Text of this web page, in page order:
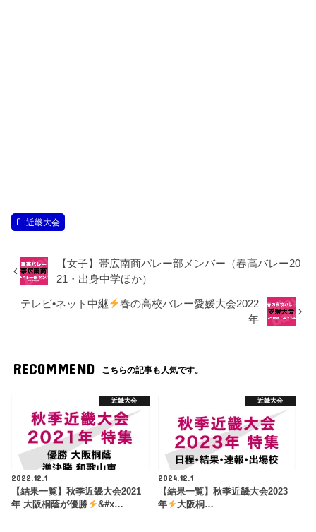
近畿大会
【女子】帯広南商バレー部メンバー（春高バレー20
21・出身中学ほか）
テレビ•ネット中継
春の高校バレー愛媛大会2022
年
RECOMMEND こちらの記事も人気です。
近畿大会
2022.12.1
【結果一覧】秋季近畿大会2021
年 大阪桐蔭が優勝
&#x…
近畿大会
2024.12.1
【結果一覧】秋季近畿大会2023
年
大阪桐…